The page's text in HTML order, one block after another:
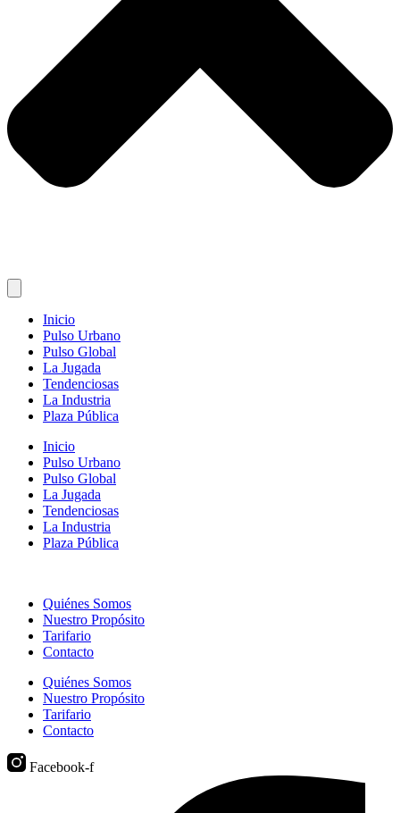
Inicio
Pulso Urbano
Pulso Global
La Jugada
Tendenciosas
La Industria
Plaza Pública
Inicio
Pulso Urbano
Pulso Global
La Jugada
Tendenciosas
La Industria
Plaza Pública
Quiénes Somos
Nuestro Propósito
Tarifario
Contacto
Quiénes Somos
Nuestro Propósito
Tarifario
Contacto
Facebook-f